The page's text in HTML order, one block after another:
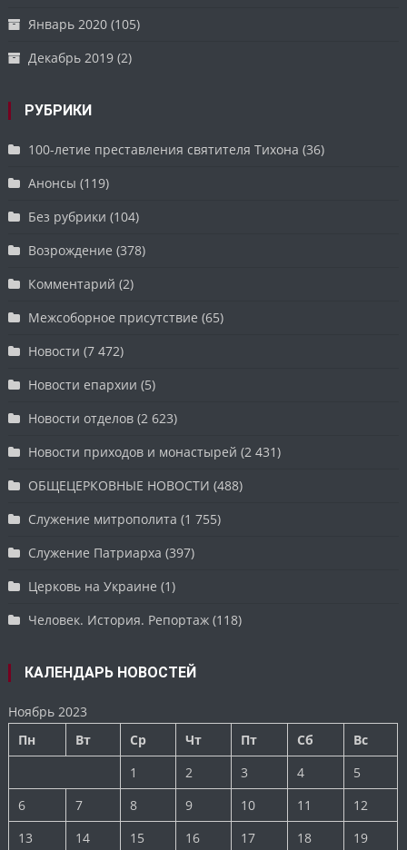
Январь 2020 (105)
Декабрь 2019 (2)
РУБРИКИ
100-летие преставления святителя Тихона (36)
Анонсы (119)
Без рубрики (104)
Возрождение (378)
Комментарий (2)
Межсоборное присутствие (65)
Новости (7 472)
Новости епархии (5)
Новости отделов (2 623)
Новости приходов и монастырей (2 431)
ОБЩЕЦЕРКОВНЫЕ НОВОСТИ (488)
Служение митрополита (1 755)
Служение Патриарха (397)
Церковь на Украине (1)
Человек. История. Репортаж (118)
КАЛЕНДАРЬ НОВОСТЕЙ
Ноябрь 2023
Пн
Вт Ср Чт Пт Сб
Вс
1
2 3 4
5
6
7 8 9 10 11
12
13
14 15 16 17 18 19